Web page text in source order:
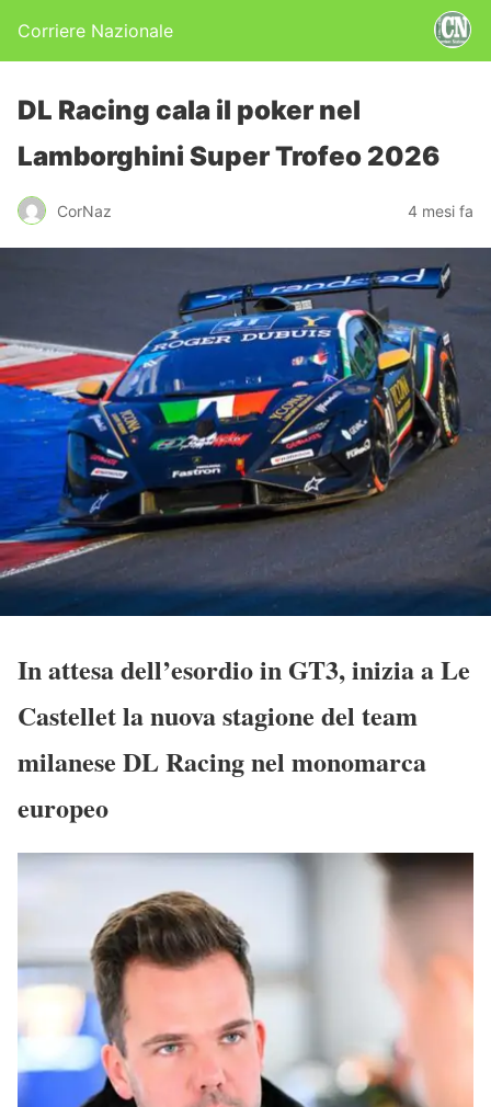
Corriere Nazionale
DL Racing cala il poker nel
Lamborghini Super Trofeo 2026
CorNaz 4 mesi fa
In attesa dell’esordio in GT3, inizia a Le
Castellet la nuova stagione del team
milanese DL Racing nel monomarca
europeo